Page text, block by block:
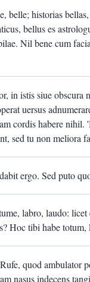
belle; historias
bellus es
Nil bene cum
in istis siue obscura
uersus
cordis habere nihil.
sed tu non meliora
ergo. Sed puto
labro, laudo:
Hoc tibi habe
quod ambulator
nasus indecens